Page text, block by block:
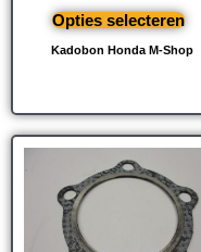
Kadobon Honda M-Shop
Opties selecteren